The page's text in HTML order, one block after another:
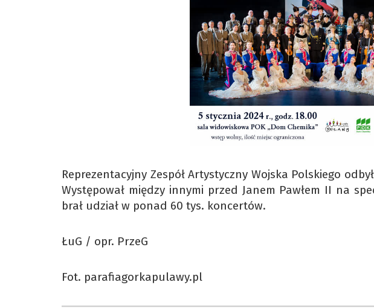
Reprezentacyjny Zespół Artystyczny Wojska Polskiego
Występował między innymi przed Janem Pawłem II na
brał udział w ponad 60 tys. koncertów.
ŁuG / opr. PrzeG
Fot. parafiagorkapulawy.pl